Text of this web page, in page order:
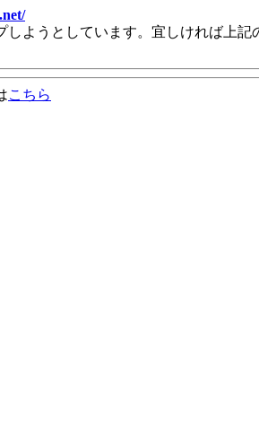
しようとしています。宜しければ上
こちら